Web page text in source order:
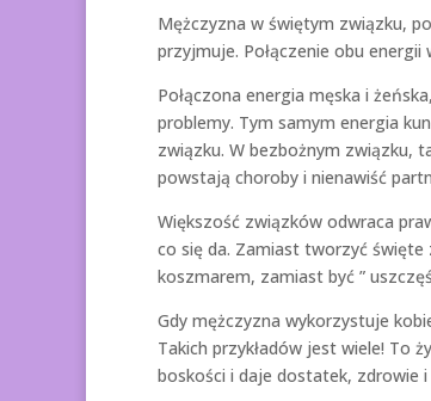
Mężczyzna w świętym związku,
przyjmuje. Połączenie obu
Połączona energia męska i
problemy. Tym samym energia
związku. W bezbożnym związku,
powstają choroby i nienawiść
Większość związków odwraca
co się da. Zamiast tworzyć
koszmarem, zamiast być ”
Gdy mężczyzna wykorzystuje
Takich przykładów jest wiele! To
boskości i daje dostatek, zdrowie i